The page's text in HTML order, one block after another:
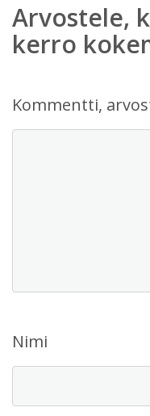
Arvostele,
kerro
Kommentti,
Nimi